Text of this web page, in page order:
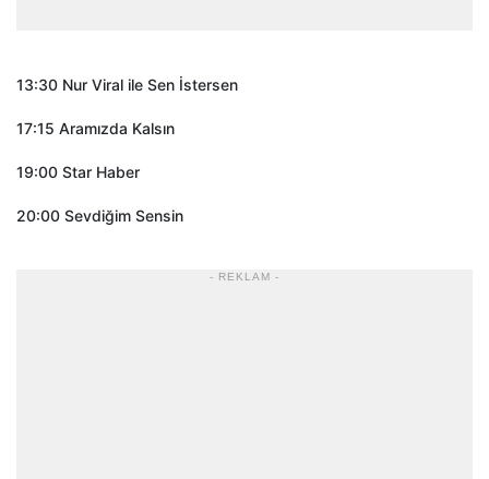
13:30 Nur Viral ile Sen İstersen
17:15 Aramızda Kalsın
19:00 Star Haber
20:00 Sevdiğim Sensin
- REKLAM -